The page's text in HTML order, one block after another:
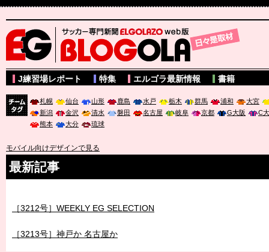
サッカー専門新聞ELGOLAZO web版 BLOGOLA
J練習場レポート 特集 エルゴラ最新情報 書籍
札幌 仙台 山形 鹿島 水戸 栃木 群馬 浦和
大宮
新潟
金沢 清水 磐田 名古屋 岐阜 京都 G大阪
C
熊本
大分 琉球
モバイル向けデザインで見る
最新記事